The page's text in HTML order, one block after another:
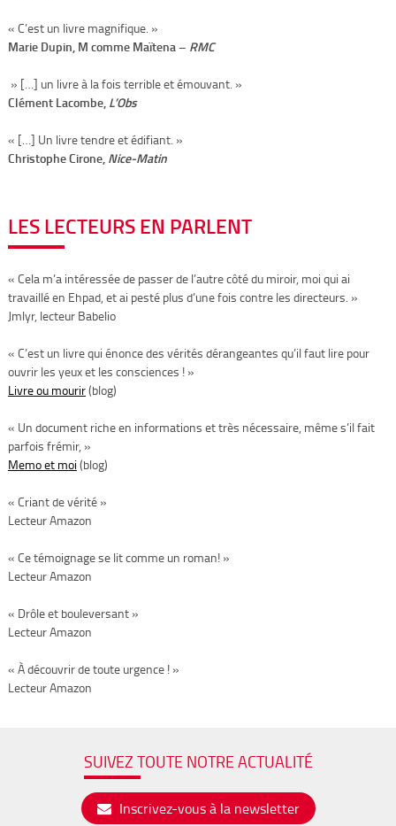
« C’est un livre magnifique. »
Marie Dupin, M comme Maïtena – RMC
» […] un livre à la fois terrible et émouvant. »
Clément Lacombe, L’Obs
« […] Un livre tendre et édifiant. »
Christophe Cirone, Nice-Matin
LES LECTEURS EN PARLENT
« Cela m’a intéressée de passer de l’autre côté du miroir, moi qui ai
travaillé en Ehpad, et ai pesté plus d’une fois contre les directeurs. »
Jmlyr, lecteur Babelio
« C’est un livre qui énonce des vérités dérangeantes qu’il faut lire pour
ouvrir les yeux et les consciences ! »
Livre ou mourir(blog)
« Un document riche en informations et très nécessaire, même s’il fait
parfois frémir, »
Memo et moi (blog)
« Criant de vérité »
Lecteur Amazon
« Ce témoignage se lit comme un roman! »
Lecteur Amazon
« Drôle et bouleversant »
Lecteur Amazon
« À découvrir de toute urgence ! »
Lecteur Amazon
SUIVEZ TOUTE NOTRE ACTUALITÉ
Inscrivez-vous à la newsletter